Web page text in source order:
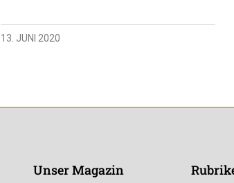
13. JUNI 2020
Unser Magazin